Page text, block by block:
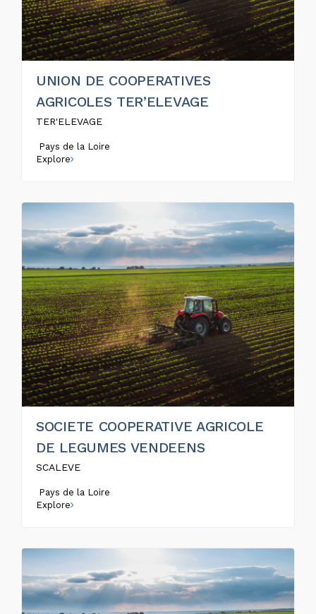
UNION DE COOPERATIVES
AGRICOLES TER’ELEVAGE
TER'ELEVAGE
Pays de la Loire
Explore
SOCIETE COOPERATIVE AGRICOLE
DE LEGUMES VENDEENS
SCALEVE
Pays de la Loire
Explore